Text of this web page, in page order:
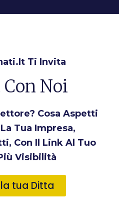
Ti Invita
Noi
Cosa Aspetti
Tua Impresa,
Con Il Link Al Tuo
Visibilità
tua Ditta